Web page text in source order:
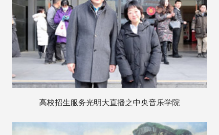
高校招生服务光明大直播之中央音乐学院